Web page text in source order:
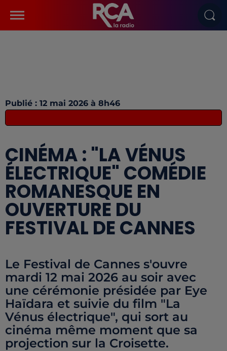
Publié : 12 mai 2026 à 8h46
CINÉMA : "LA VÉNUS
ÉLECTRIQUE" COMÉDIE
ROMANESQUE EN
OUVERTURE DU
FESTIVAL DE CANNES
Le Festival de Cannes s'ouvre
mardi 12 mai 2026 au soir avec
une cérémonie présidée par Eye
Haïdara et suivie du film "La
Vénus électrique", qui sort au
cinéma même moment que sa
projection sur la Croisette.